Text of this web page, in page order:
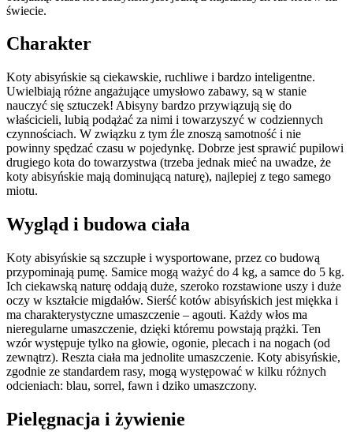
świecie.
Charakter
Koty abisyńskie są ciekawskie, ruchliwe i bardzo inteligentne.
Uwielbiają różne angażujące umysłowo zabawy, są w stanie
nauczyć się sztuczek! Abisyny bardzo przywiązują się do
właścicieli, lubią podążać za nimi i towarzyszyć w codziennych
czynnościach. W związku z tym źle znoszą samotność i nie
powinny spędzać czasu w pojedynkę. Dobrze jest sprawić pupilowi
drugiego kota do towarzystwa (trzeba jednak mieć na uwadze, że
koty abisyńskie mają dominującą naturę), najlepiej z tego samego
miotu.
Wygląd i budowa ciała
Koty abisyńskie są szczupłe i wysportowane, przez co budową
przypominają pumę. Samice mogą ważyć do 4 kg, a samce do 5 kg.
Ich ciekawską naturę oddają duże, szeroko rozstawione uszy i duże
oczy w kształcie migdałów. Sierść kotów abisyńskich jest miękka i
ma charakterystyczne umaszczenie – agouti. Każdy włos ma
nieregularne umaszczenie, dzięki któremu powstają prążki. Ten
wzór występuje tylko na głowie, ogonie, plecach i na nogach (od
zewnątrz). Reszta ciała ma jednolite umaszczenie. Koty abisyńskie,
zgodnie ze standardem rasy, mogą występować w kilku różnych
odcieniach: blau, sorrel, fawn i dziko umaszczony.
Pielęgnacja i żywienie